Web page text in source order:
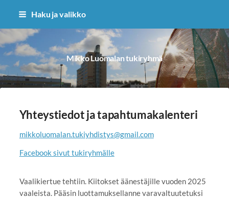
Siirry
sisältöön
Haku ja valikko
Mikko Luomalan tukiryhmä
Yhteystiedot ja tapahtumakalenteri
mikkoluomalan.tukiyhdistys@gmail.com
Facebook sivut tukiryhmälle
Vaalikiertue tehtiin. Kiitokset äänestäjille vuoden 2025
vaaleista. Pääsin luottamuksellanne varavaltuutetuksi